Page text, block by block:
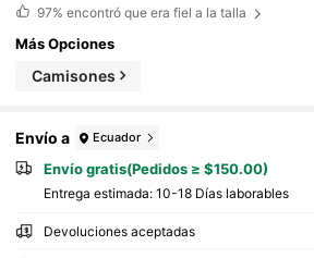
97% encontró que era fiel a la talla
Más Opciones
Camisones
Envío a Ecuador
Envío gratis(Pedidos ≥ $150.00)
Entrega estimada: 10-18 Días laborables
Devoluciones aceptadas